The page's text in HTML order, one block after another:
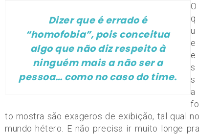
Dizer que é errado é
“homofobia”, pois conceitua
algo que não diz respeito à
ninguém mais a não ser a
pessoa… como no caso do time.
O
q
u
e
e
s
s
a
fo
to mostra são exageros de exibição, tal qual no
mundo hétero. E não precisa ir muito longe pra